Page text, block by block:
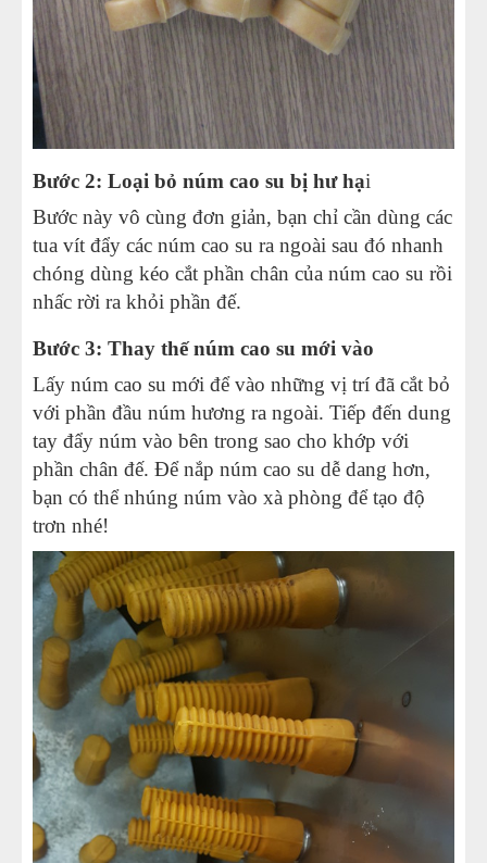
Bước 2: Loại bỏ núm cao su bị hư hại
Bước này vô cùng đơn giản, bạn chỉ cần dùng các
tua vít đẩy các núm cao su ra ngoài sau đó nhanh
chóng dùng kéo cắt phần chân của núm cao su rồi
nhấc rời ra khỏi phần đế.
Bước 3: Thay thế núm cao su mới vào
Lấy núm cao su mới để vào những vị trí đã cắt bỏ
với phần đầu núm hương ra ngoài. Tiếp đến dung
tay đẩy núm vào bên trong sao cho khớp với
phần chân đế. Để nắp núm cao su dễ dang hơn,
bạn có thể nhúng núm vào xà phòng để tạo độ
trơn nhé!